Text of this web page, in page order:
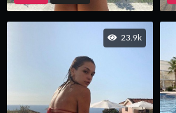
23.9k